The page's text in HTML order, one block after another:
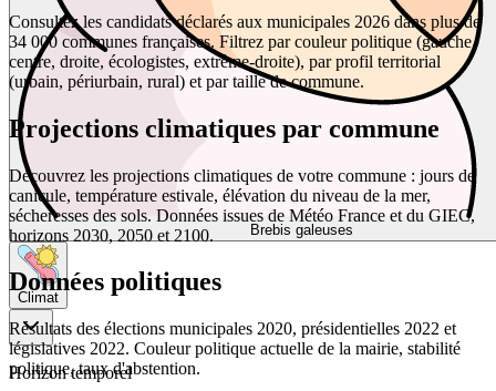
Brebis galeuses
Climat
Horizon temporel
Consultez les candidats déclarés aux municipales 2026 dans plus de
34 000 communes françaises. Filtrez par couleur politique (gauche,
centre, droite, écologistes, extrême-droite), par profil territorial
(urbain, périurbain, rural) et par taille de commune.
Projections climatiques par commune
Découvrez les projections climatiques de votre commune : jours de
canicule, température estivale, élévation du niveau de la mer,
sécheresses des sols. Données issues de Météo France et du GIEC,
horizons 2030, 2050 et 2100.
Données politiques
Résultats des élections municipales 2020, présidentielles 2022 et
législatives 2022. Couleur politique actuelle de la mairie, stabilité
politique, taux d'abstention.